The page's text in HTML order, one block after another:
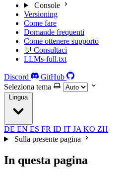
Console
Versioning
Come fare
Domande frequenti
Come ottenere supporto
💬 Consultaci
LLMs-full.txt
Discord
GitHub
Seleziona tema
Lingua
DE EN ES FR ID IT JA KO ZH
Sulla presente pagina
In questa pagina